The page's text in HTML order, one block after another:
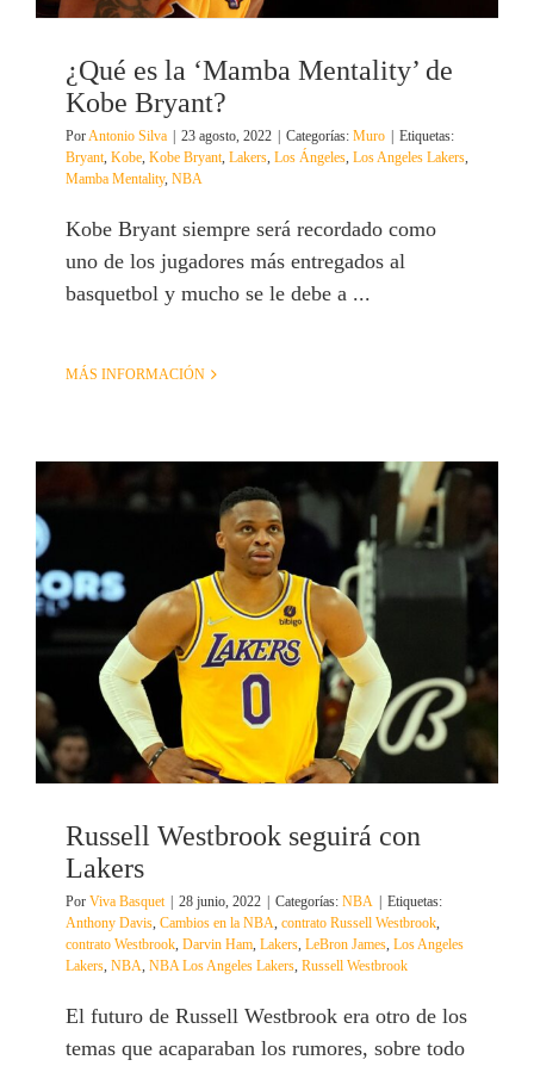
¿Qué es la ‘Mamba Mentality’ de
Kobe Bryant?
Por Antonio Silva | 23 agosto, 2022 | Categorías: Muro | Etiquetas:
Bryant Kobe Kobe Bryant Lakers Los Ángeles Los Angeles Lakers
Mamba Mentality, NBA
Kobe Bryant siempre será recordado como
uno de los jugadores más entregados al
basquetbol y mucho se le debe a ...
MÁS INFORMACIÓN
Russell Westbrook seguirá con
Lakers
Por Viva Basquet | 28 junio, 2022 | Categorías: NBA | Etiquetas:
Anthony Davis Cambios en la NBA contrato Russell Westbrook
contrato Westbrook Darvin Ham Lakers LeBron James Los Angeles
Lakers NBA NBA Los Angeles Lakers Russell Westbrook
El futuro de Russell Westbrook era otro de los
temas que acaparaban los rumores, sobre todo